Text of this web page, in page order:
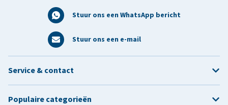
Stuur ons een WhatsApp bericht
Stuur ons een e-mail
Service & contact
Populaire categorieën